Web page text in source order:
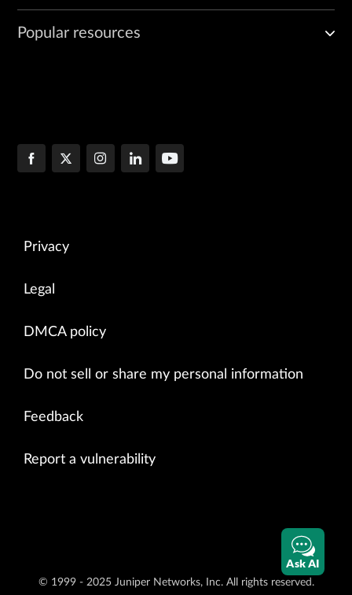
Popular resources
Privacy
Legal
DMCA policy
Do not sell or share my personal information
Feedback
Report a vulnerability
© 1999 - 2025 Juniper Networks, Inc. All rights reserved.
Ask AI